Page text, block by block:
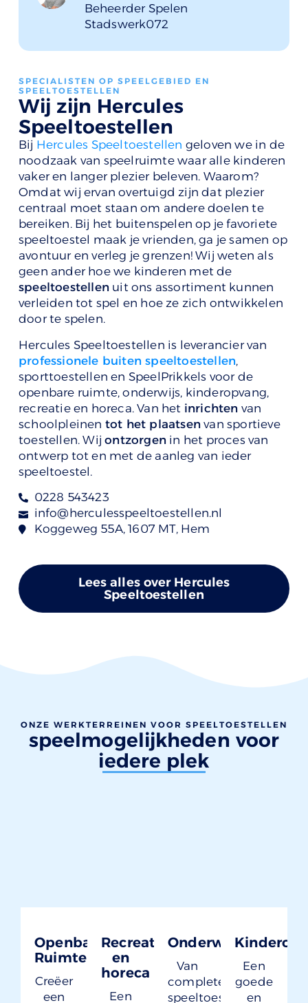
Beheerder Spelen
Stadswerk072
SPECIALISTEN OP SPEELGEBIED EN
SPEELTOESTELLEN
Wij zijn Hercules
Speeltoestellen
Bij Hercules Speeltoestellen geloven we in de
noodzaak van speelruimte waar alle kinderen
vaker en langer plezier beleven. Waarom?
Omdat wij ervan overtuigd zijn dat plezier
centraal moet staan om andere doelen te
bereiken. Bij het buitenspelen op je favoriete
speeltoestel maak je vrienden, ga je samen op
avontuur en verleg je grenzen! Wij weten als
geen ander hoe we kinderen met de
speeltoestellen uit ons assortiment kunnen
verleiden tot spel en hoe ze zich ontwikkelen
door te spelen.
Hercules Speeltoestellen is leverancier van
professionele buiten speeltoestellen,
sporttoestellen en SpeelPrikkels voor de
openbare ruimte, onderwijs, kinderopvang,
recreatie en horeca. Van het inrichten van
schoolpleinen tot het plaatsen van sportieve
toestellen. Wijontzorgen in het proces van
ontwerp tot en met de aanleg van ieder
speeltoestel.
0228 543423
info@herculesspeeltoestellen.nl
Koggeweg 55A, 1607 MT, Hem
Lees alles over Hercules
Speeltoestellen
ONZE WERKTERREINEN VOOR SPEELTOESTELLEN
speelmogelijkheden voor
iedere plek
Openbare
Ruimte
Creëer
een
Recreatie
en
horeca
Een
Onderwijs
Van
complete
speeltoestellen
Een
goede
en